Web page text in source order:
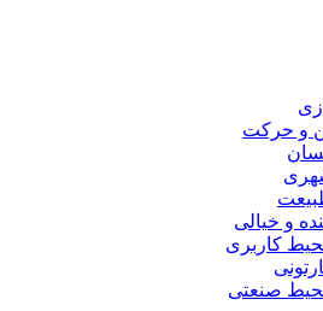
و حرکت
و خیالی
کاربری
صنعتی